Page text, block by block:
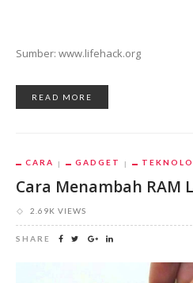
Sumber: www.lifehack.org
READ MORE
CARA GADGET
Cara Menambah RAM
2.69K VIEWS
SHARE